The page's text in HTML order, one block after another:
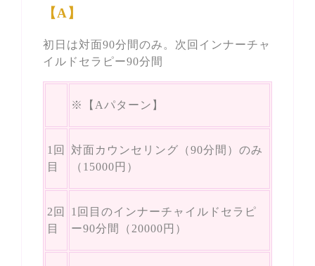
【A】
初日は対面90分間のみ。次回インナーチャ
イルドセラピー90分間
※【Aパターン】
1回
目
対面カウンセリング（90分間）のみ
（15000円）
2回
目
1回目のインナーチャイルドセラピ
ー90分間（20000円）